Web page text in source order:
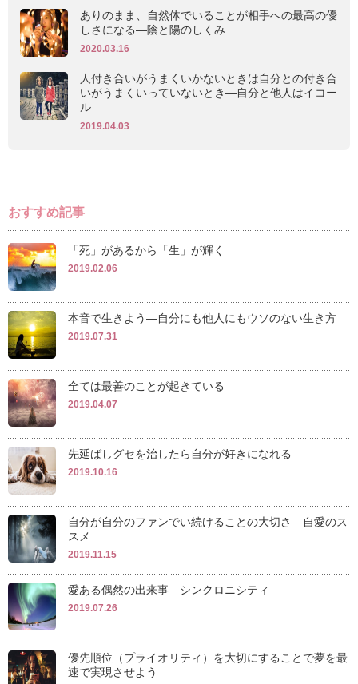
ありのまま、自然体でいることが相手への最高の優
しさになる―陰と陽のしくみ
2020.03.16
人付き合いがうまくいかないときは自分との付き合
いがうまくいっていないとき―自分と他人はイコー
ル
2019.04.03
おすすめ記事
「死」があるから「生」が輝く
2019.02.06
本音で生きよう―自分にも他人にもウソのない生き方
2019.07.31
全ては最善のことが起きている
2019.04.07
先延ばしグセを治したら自分が好きになれる
2019.10.16
自分が自分のファンでい続けることの大切さ―自愛のス
スメ
2019.11.15
愛ある偶然の出来事―シンクロニシティ
2019.07.26
優先順位（プライオリティ）を大切にすることで夢を最
速で実現させよう